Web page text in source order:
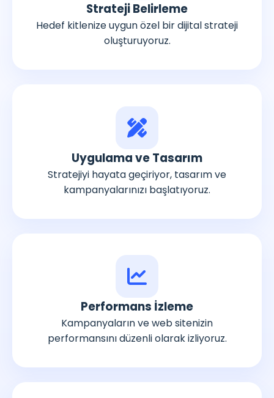
Strateji Belirleme
Hedef kitlenize uygun özel bir dijital strateji
oluşturuyoruz.
Uygulama ve Tasarım
Stratejiyi hayata geçiriyor, tasarım ve
kampanyalarınızı başlatıyoruz.
Performans İzleme
Kampanyaların ve web sitenizin
performansını düzenli olarak izliyoruz.